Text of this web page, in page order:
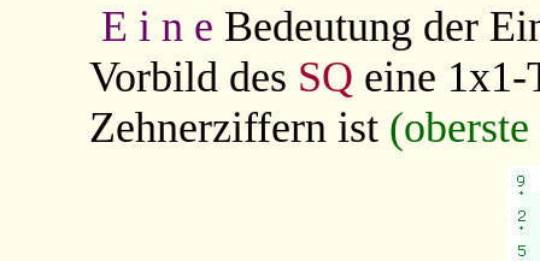
E i n e Bedeutung der
Vorbild des SQ eine
Zehnerziffern ist